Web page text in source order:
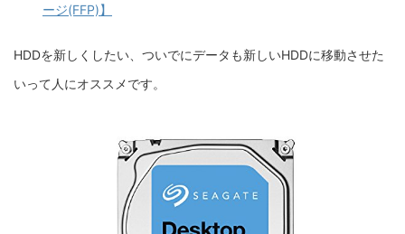
ージ(FFP)】
HDDを新しくしたい、ついでにデータも新しいHDDに移動させた
いって人にオススメです。